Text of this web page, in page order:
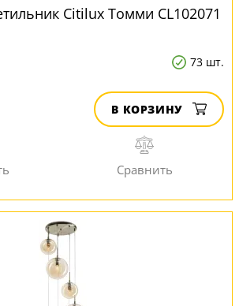
Citilux Томми CL102071
73 шт.
В КОРЗИНУ